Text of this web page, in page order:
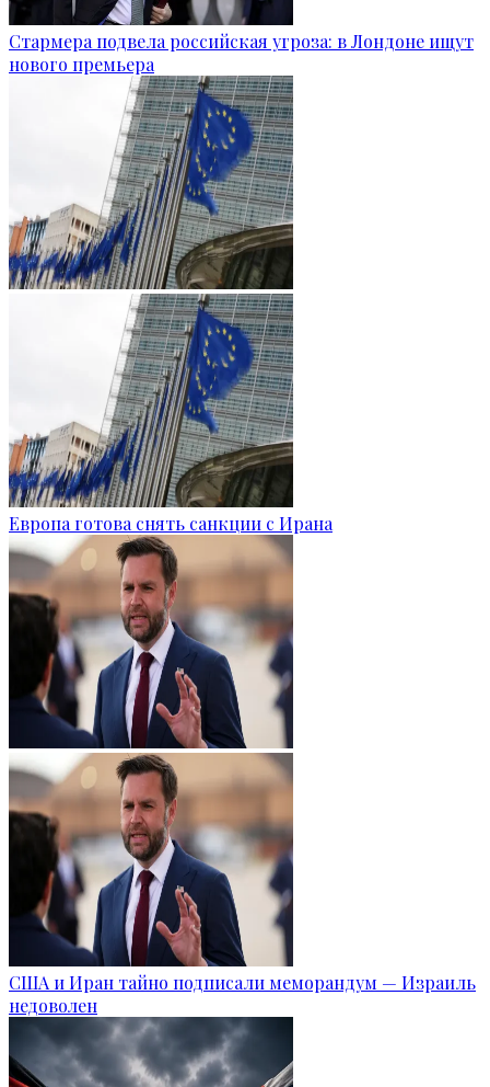
Стармера подвела российская угроза: в Лондоне ищут
нового премьера
Европа готова снять санкции с Ирана
США и Иран тайно подписали меморандум — Израиль
недоволен